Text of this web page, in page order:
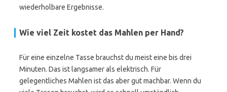
wiederholbare Ergebnisse.
Wie viel Zeit kostet das Mahlen per Hand?
Für eine einzelne Tasse brauchst du meist eine bis drei
Minuten. Das ist langsamer als elektrisch. Für
gelegentliches Mahlen ist das aber gut machbar. Wenn du